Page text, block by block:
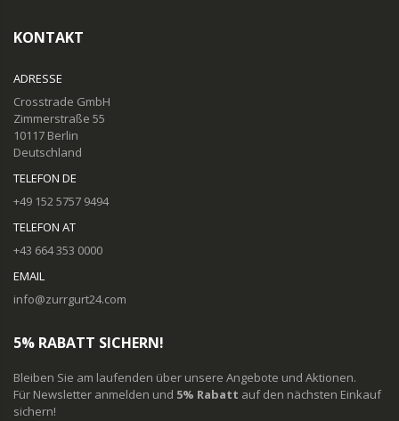
KONTAKT
ADRESSE
Crosstrade GmbH
Zimmerstraße 55
10117 Berlin
Deutschland
TELEFON DE
+49 152 5757 9494
TELEFON AT
+43 664 353 0000
EMAIL
info@zurrgurt24.com
5% RABATT SICHERN!
Bleiben Sie am laufenden über unsere Angebote und Aktionen.
Für Newsletter anmelden und 5% Rabatt auf den nächsten Einkauf
sichern!